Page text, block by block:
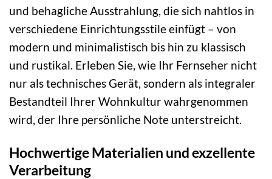
und behagliche Ausstrahlung, die sich nahtlos in
verschiedene Einrichtungsstile einfügt – von
modern und minimalistisch bis hin zu klassisch
und rustikal. Erleben Sie, wie Ihr Fernseher nicht
nur als technisches Gerät, sondern als integraler
Bestandteil Ihrer Wohnkultur wahrgenommen
wird, der Ihre persönliche Note unterstreicht.
Hochwertige Materialien und exzellente
Verarbeitung